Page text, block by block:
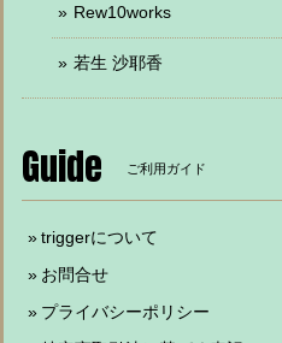
Rew10works
若生 沙耶香
Guide ご利用ガイド
triggerについて
お問合せ
プライバシーポリシー